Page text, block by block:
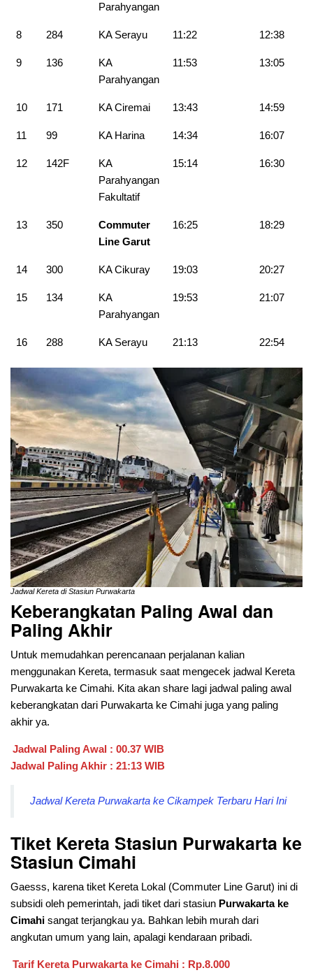
Parahyangan
8 284 KA Serayu 11:22 12:38
9 136
KA
Parahyangan
11:53 13:05
10 171 KA Ciremai 13:43 14:59
11 99 KA Harina 14:34 16:07
12 142F
KA
Parahyangan
Fakultatif
15:14 16:30
13 350
Commuter
Line Garut
16:25 18:29
14 300 KA Cikuray 19:03 20:27
15 134
KA
Parahyangan
19:53 21:07
16 288 KA Serayu 21:13 22:54
Jadwal Kereta di Stasiun Purwakarta
Keberangkatan Paling Awal dan
Paling Akhir
Untuk memudahkan perencanaan perjalanan kalian
menggunakan Kereta, termasuk saat mengecek jadwal Kereta
Purwakarta ke Cimahi. Kita akan share lagi jadwal paling awal
keberangkatan dari Purwakarta ke Cimahi juga yang paling
akhir ya.
Jadwal Paling Awal : 00.37 WIB
Jadwal Paling Akhir : 21:13 WIB
Jadwal Kereta Purwakarta ke Cikampek Terbaru Hari Ini
Tiket Kereta Stasiun Purwakarta ke
Stasiun Cimahi
Gaesss, karena tiket Kereta Lokal (Commuter Line Garut) ini di
subsidi oleh pemerintah, jadi tiket dari stasiun Purwakarta ke
Cimahi sangat terjangkau ya. Bahkan lebih murah dari
angkutan umum yang lain, apalagi kendaraan pribadi.
Tarif Kereta Purwakarta ke Cimahi : Rp.8.000